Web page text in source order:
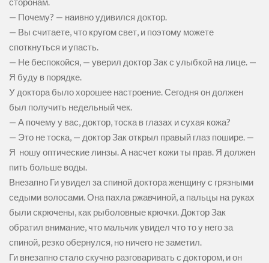
— Почему? — наивно удивился доктор.
— Вы считаете, что кругом свет, и поэтому можете
споткнуться и упасть.
— Не беспокойся, — уверил доктор Зак с улыбкой на лице. —
Я буду в порядке.
У доктора было хорошее настроение. Сегодня он должен
был получить недельный чек.
— А почему у вас, доктор, тоска в глазах и сухая кожа?
— Это не тоска, — доктор Зак открыл правый глаз пошире. —
Я ношу оптические линзы. А насчет кожи ты прав. Я должен
пить больше воды.
Внезапно Ги увидел за спиной доктора женщину с грязными
седыми волосами. Она пахла ржавчиной, а пальцы на руках
были скрючены, как рыболовные крючки. Доктор Зак
обратил внимание, что мальчик увидел что то у него за
спиной, резко обернулся, но ничего не заметил.
Ги внезапно стало скучно разговаривать с доктором, и он